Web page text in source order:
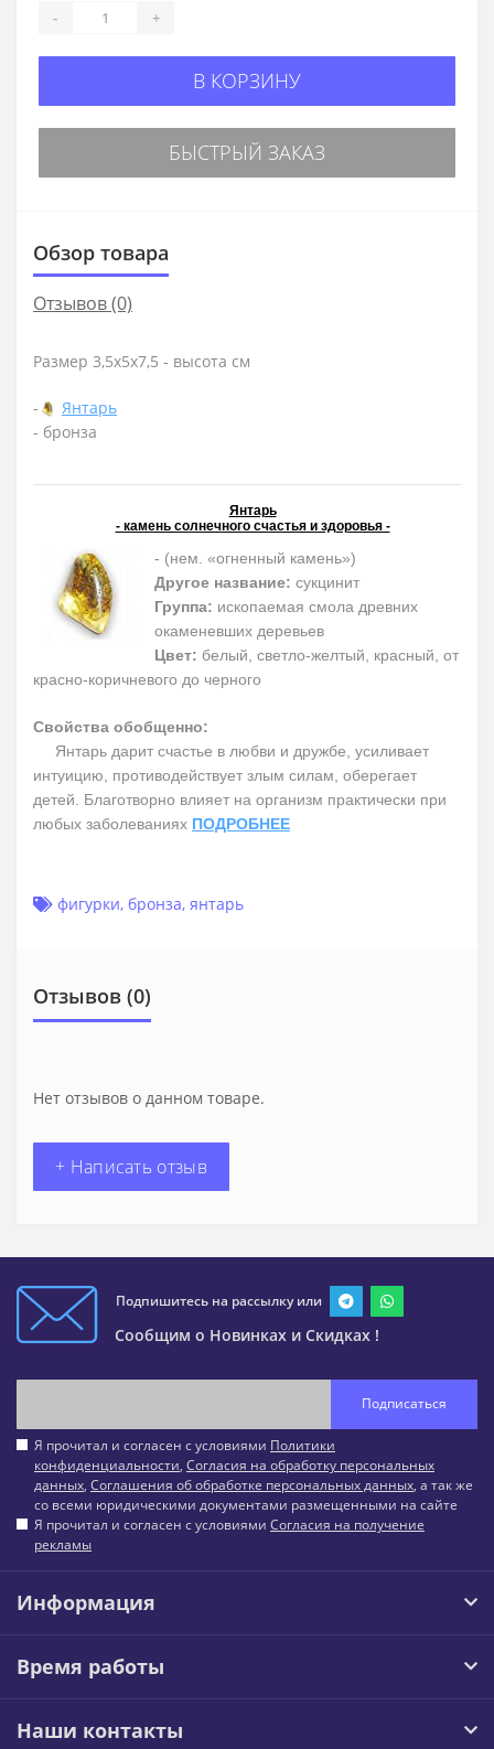
- +
В КОРЗИНУ
БЫСТРЫЙ ЗАКАЗ
Обзор товара
Отзывов (0)
Размер 3,5х5х7,5 - высота см
-
Янтарь
- бронза
Янтарь
- камень солнечного счастья и здоровья -
- (нем. «огненный камень»)
Другое название: сукцинит
Группа: ископаемая смола древних
окаменевших деревьев
Цвет: белый, светло-желтый, красный, от
красно-коричневого до черного
Свойства обобщенно:
Янтарь дарит счастье в любви и дружбе, усиливает
интуицию, противодействует злым силам, оберегает
детей. Благотворно влияет на организм практически при
любых заболеваниях ПОДРОБНЕЕ
фигурки, бронза, янтарь
Отзывов (0)
Нет отзывов о данном товаре.
+ Написать отзыв
Подпишитесь на рассылку или
Сообщим о Новинках и Скидках !
Подписаться
Я прочитал и согласен с условиями Политики
конфиденциальности, Согласия на обработку персональных
данных, Соглашения об обработке персональных данных, а так же
со всеми юридическими документами размещенными на сайте
Я прочитал и согласен с условиями Согласия на получение
рекламы
Информация
Время работы
Наши контакты